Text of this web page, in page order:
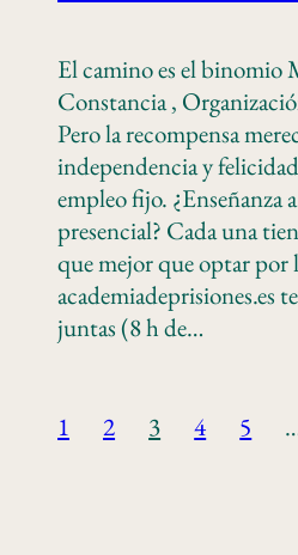
El camino es el binomio
Constancia ,
Pero la recompensa
independencia y
empleo fijo. ¿Enseñanza
presencial? Cada una
que mejor que optar por
academiadeprisiones.es
juntas (8 h de…
1 2 3 4 5